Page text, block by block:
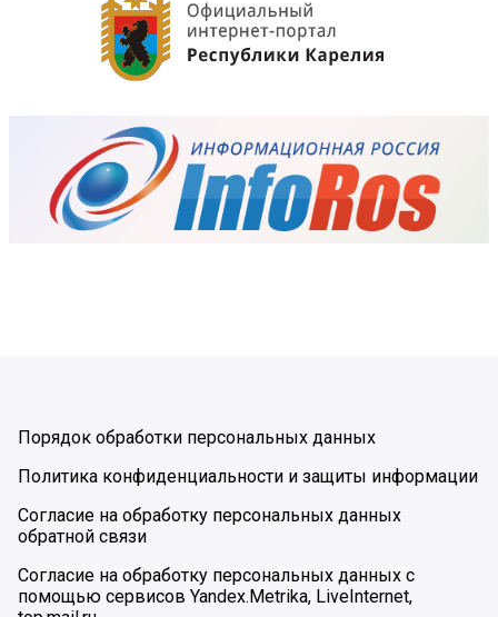
Порядок обработки персональных данных
Политика конфиденциальности и защиты информации
Согласие на обработку персональных данных
обратной связи
Согласие на обработку персональных данных с
помощью сервисов Yandex.Metrika, LiveInternet,